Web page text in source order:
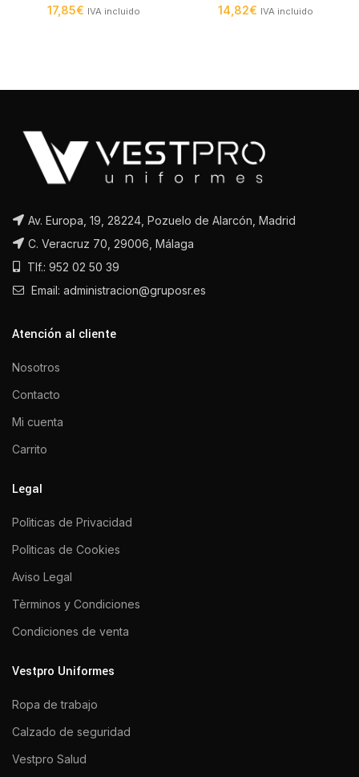
17,85€ IVA incluido 14,82€ IVA incluido
Av. Europa, 19, 28224, Pozuelo de Alarcón, Madrid
C. Veracruz 70, 29006, Málaga
Tlf.: 952 02 50 39
Email: administracion@gruposr.es
Atención al cliente
Nosotros
Contacto
Mi cuenta
Carrito
Legal
Polìticas de Privacidad
Polìticas de Cookies
Aviso Legal
Tèrminos y Condiciones
Condiciones de venta
Vestpro Uniformes
Ropa de trabajo
Calzado de seguridad
Vestpro Salud